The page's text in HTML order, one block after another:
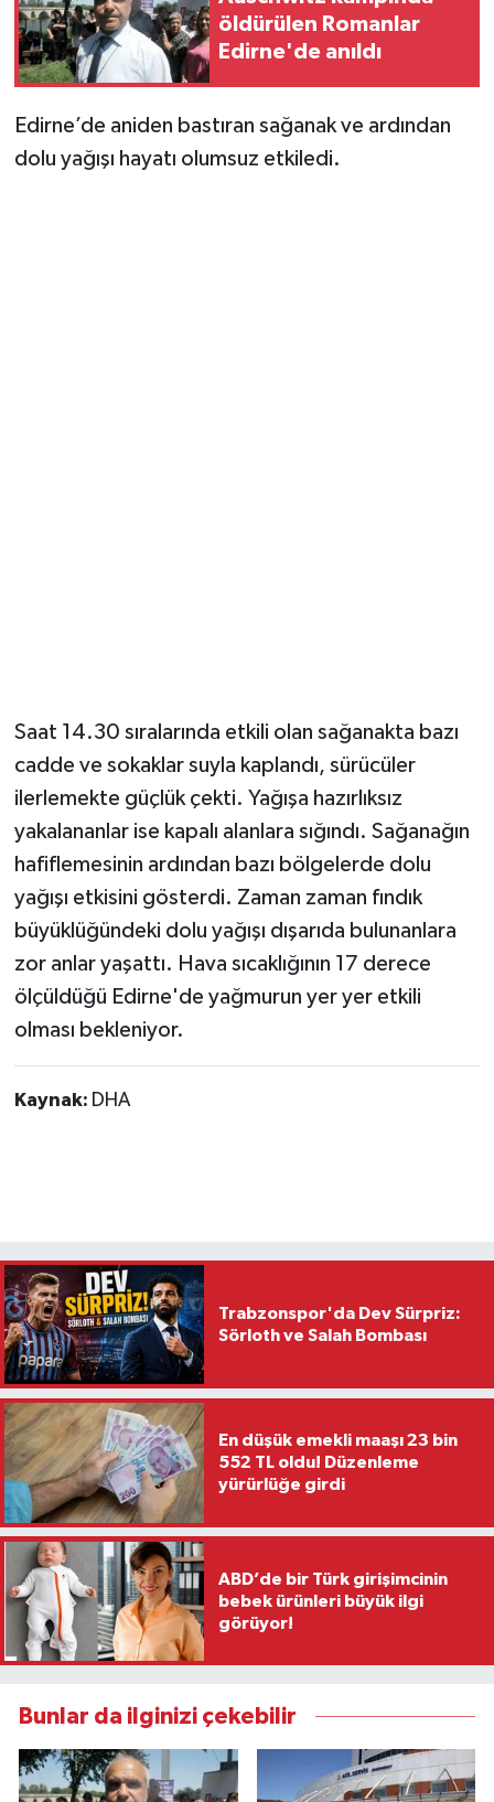
öldürülen Romanlar
Edirne'de anıldı
Edirne’de aniden bastıran sağanak ve ardından
dolu yağışı hayatı olumsuz etkiledi.
Saat 14.30 sıralarında etkili olan sağanakta bazı
cadde ve sokaklar suyla kaplandı, sürücüler
ilerlemekte güçlük çekti. Yağışa hazırlıksız
yakalananlar ise kapalı alanlara sığındı. Sağanağın
hafiflemesinin ardından bazı bölgelerde dolu
yağışı etkisini gösterdi. Zaman zaman fındık
büyüklüğündeki dolu yağışı dışarıda bulunanlara
zor anlar yaşattı. Hava sıcaklığının 17 derece
ölçüldüğü Edirne'de yağmurun yer yer etkili
olması bekleniyor.
Kaynak: DHA
Trabzonspor'da Dev Sürpriz:
Sörloth ve Salah Bombası
En düşük emekli maaşı 23 bin
552 TL oldu! Düzenleme
yürürlüğe girdi
ABD’de bir Türk girişimcinin
bebek ürünleri büyük ilgi
görüyor!
Bunlar da ilginizi çekebilir
Seri İlan
Sokak Hayvanlarını Sahiplendirme